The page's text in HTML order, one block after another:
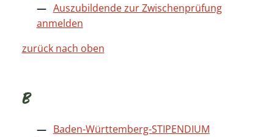
Auszubildende zur Zwischenprüfung
anmelden
zurück nach oben
B
Baden-Württemberg-STIPENDIUM